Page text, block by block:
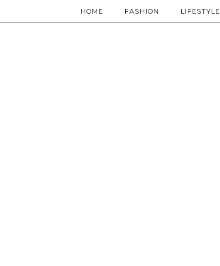
HOME FASHION LIFESTYLE